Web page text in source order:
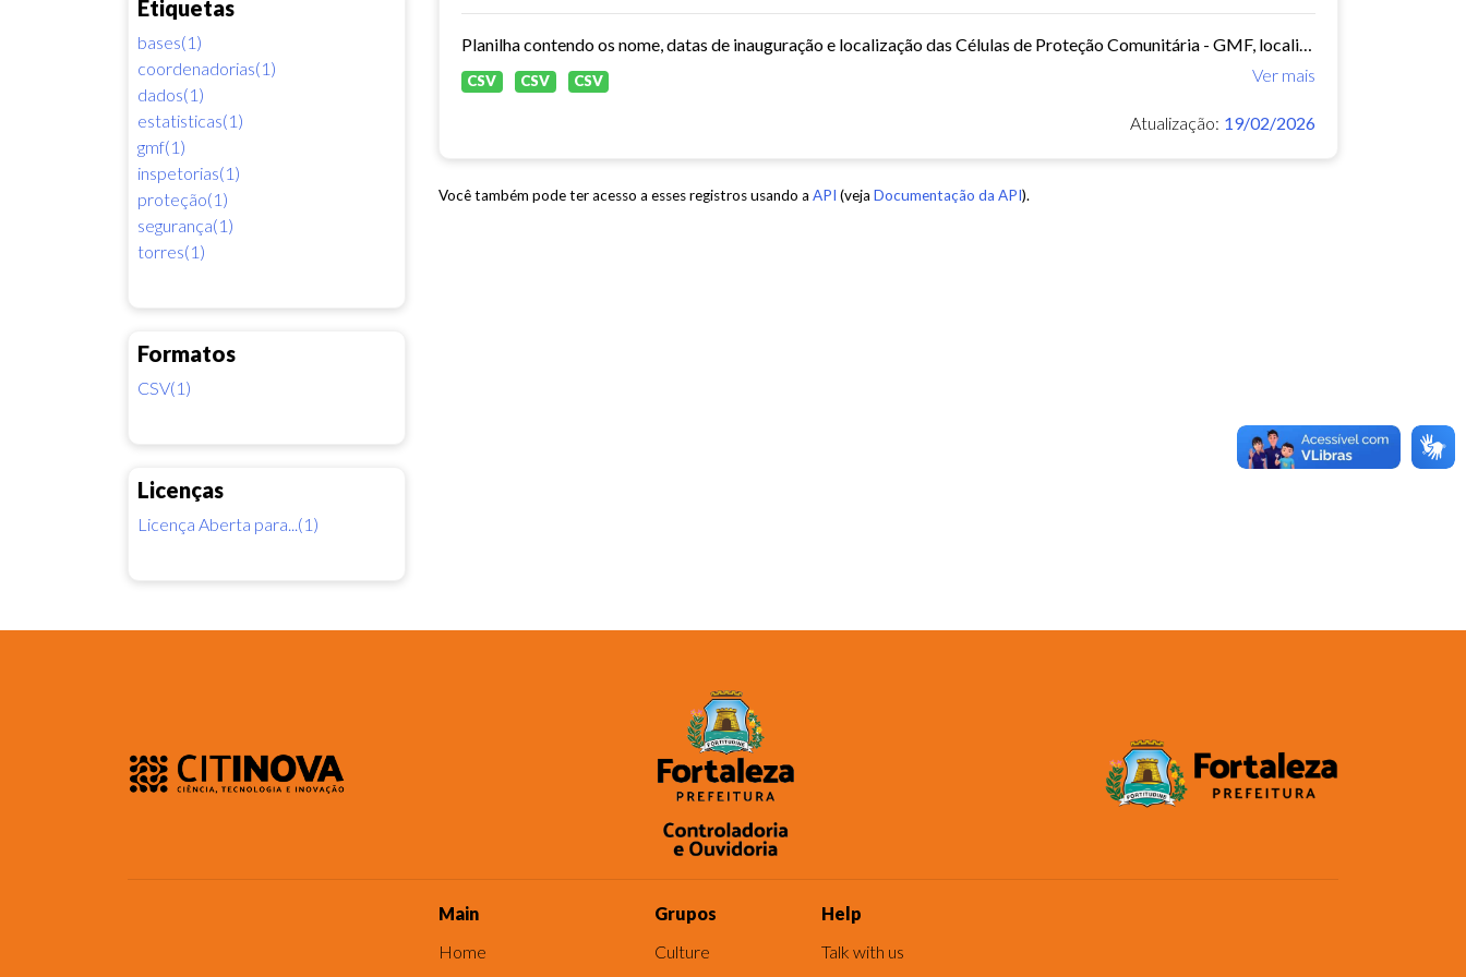
Etiquetas
bases(1)
coordenadorias(1)
dados(1)
estatisticas(1)
gmf(1)
inspetorias(1)
proteção(1)
segurança(1)
torres(1)
Formatos
CSV(1)
Licenças
Licença Aberta para...(1)
Planilha contendo os nome, datas de inauguração e localização das Células de Proteção Comunitária - GMF, localização das coordenadorias e inspetorias -GMF
Ver mais
CSV CSV CSV
Atualização: 19/02/2026
Você também pode ter acesso a esses registros usando a API (veja Documentação da API).
Main
Home
Grupos
Culture
Help
Talk with us